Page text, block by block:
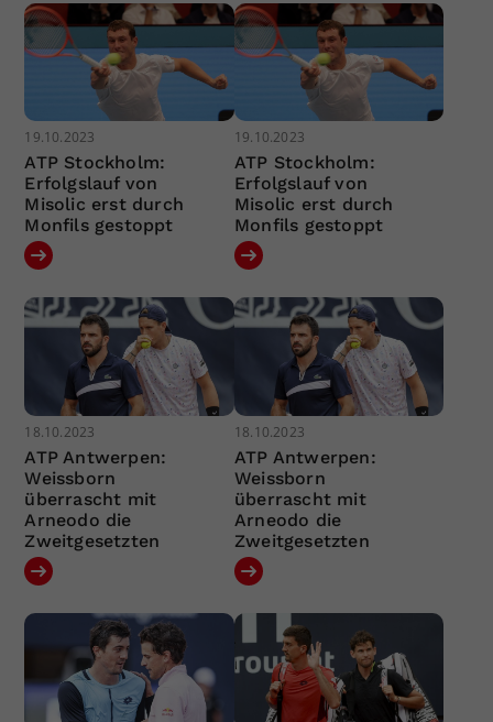
19.10.2023
ATP Stockholm:
Erfolgslauf von
Misolic erst durch
Monfils gestoppt
19.10.2023
ATP Stockholm:
Erfolgslauf von
Misolic erst durch
Monfils gestoppt
18.10.2023
ATP Antwerpen:
Weissborn
überrascht mit
Arneodo die
Zweitgesetzten
18.10.2023
ATP Antwerpen:
Weissborn
überrascht mit
Arneodo die
Zweitgesetzten